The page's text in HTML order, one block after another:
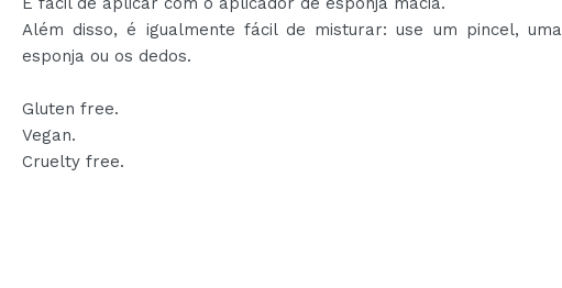
Além disso, é igualmente fácil de misturar: use um pincel, uma
esponja ou os dedos.
Gluten free.
Vegan.
Cruelty free.